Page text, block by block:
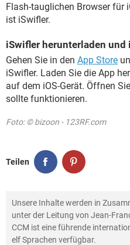
Flash-tauglichen Browser für
ist iSwifler.
iSwifler herunterladen und
Gehen Sie in den App Store
iSwifler. Laden Sie die App
auf dem iOS-Gerät. Öffnen
sollte funktionieren.
Foto: © bizoon - 123RF.com
Teilen
Unsere Inhalte werden in
unter der Leitung von Jean-
CCM ist eine führende
elf Sprachen verfügbar.